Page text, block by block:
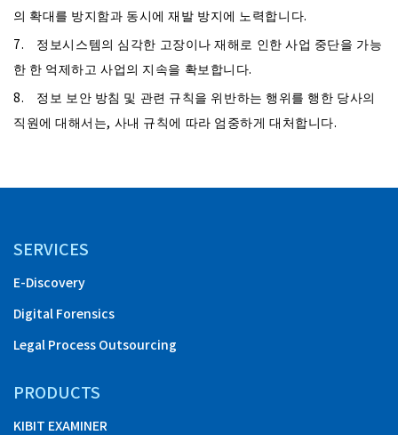
의 확대를 방지함과 동시에 재발 방지에 노력합니다.
7. 정보시스템의 심각한 고장이나 재해로 인한 사업 중단을 가능
한 한 억제하고 사업의 지속을 확보합니다.
8. 정보 보안 방침 및 관련 규칙을 위반하는 행위를 행한 당사의
직원에 대해서는, 사내 규칙에 따라 엄중하게 대처합니다.
SERVICES
E-Discovery
Digital Forensics
Legal Process Outsourcing
PRODUCTS
KIBIT EXAMINER